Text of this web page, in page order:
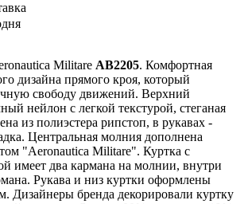
Militare AB2205. Комфортная
дизайна прямого кроя, который
свободу движений. Верхний
нейлон с легкой текстурой, стеганая
из полиэстера рипстоп, в рукавах -
Центральная молния дополнена
"Aeronautica Militare". Куртка с
имеет два кармана на молнии, внутри
Рукава и низ куртки оформлены
Дизайнеры бренда декорировали куртку